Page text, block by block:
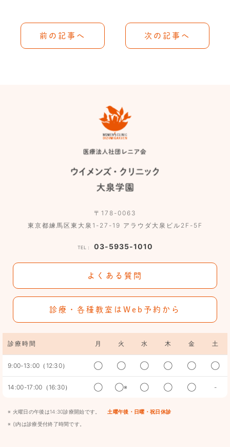
前の記事へ 次の記事へ
〒178-0063
東京都練馬区東大泉1-27-19 アラウダ大泉ビル2F-5F
TEL： 03-5935-1010
よくある質問
診療・各種教室はWeb予約から
診療時間 月 火 水 木 金 土
9:00-13:00（12:30） ◯ ◯ ◯ ◯ ◯ ◯
14:00-17:00（16:30） ◯ ◯※ ◯ ◯ ◯ -
※ 火曜日の午後は14:30診療開始です。 土曜午後・日曜・祝日休診
※ ()内は診療受付終了時間です。